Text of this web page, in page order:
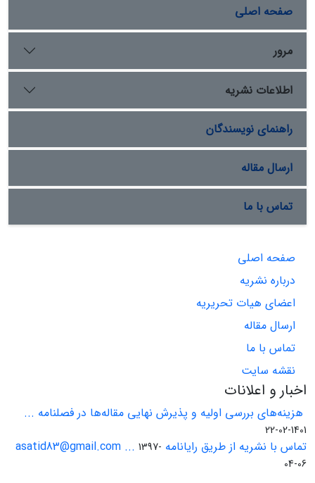
صفحه اصلی
مرور
اطلاعات نشریه
راهنمای نویسندگان
ارسال مقاله
تماس با ما
صفحه اصلی
درباره نشریه
اعضای هیات تحریریه
ارسال مقاله
تماس با ما
نقشه سایت
اخبار و اعلانات
هزینه‌های بررسی اولیه و پذیرش نهایی مقاله‌ها در فصلنامه ...
1401-02-22
تماس با نشریه از طریق رایانامه asatid83@gmail.com ... 1397-
04-06